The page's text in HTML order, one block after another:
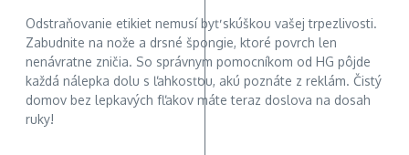
Odstraňovanie etikiet nemusí byť skúškou vašej trpezlivosti.
Zabudnite na nože a drsné špongie, ktoré povrch len
nenávratne zničia. So správnym pomocníkom od HG pôjde
každá nálepka dolu s ľahkosťou, akú poznáte z reklám. Čistý
domov bez lepkavých fľakov máte teraz doslova na dosah
ruky!